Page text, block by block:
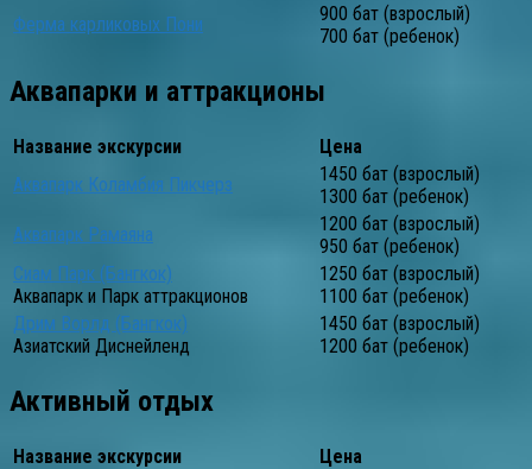
Ферма карликовых Пони
900 бат (взрослый)
700 бат (ребенок)
Аквапарки и аттракционы
Название экскурсии
Цена
Аквапарк Коламбия Пикчерз
1450 бат (взрослый)
1300 бат (ребенок)
Аквапарк Рамаяна
1200 бат (взрослый)
950 бат (ребенок)
Сиам Парк (Бангкок)
Аквапарк и Парк аттракционов
1250 бат (взрослый)
1100 бат (ребенок)
Дрим Ворлд (Бангкок)
Азиатский Диснейленд
1450 бат (взрослый)
1200 бат (ребенок)
Активный отдых
Название экскурсии
Цена